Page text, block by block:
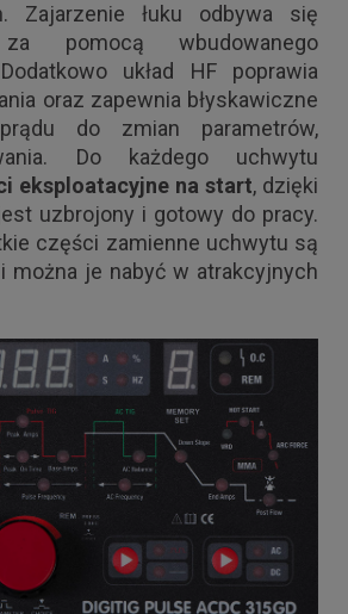
Zajarzenie łuku odbywa się
za pomocą wbudowanego
Dodatkowo układ HF poprawia
oraz zapewnia błyskawiczne
do zmian parametrów,
Do każdego uchwytu
eksploatacyjne na start, dzięki
uzbrojony i gotowy do pracy.
części zamienne uchwytu są
można je nabyć w atrakcyjnych